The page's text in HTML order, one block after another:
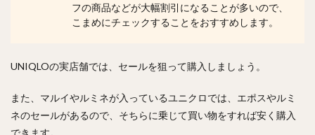
フの商品などが大幅割引になることが多いので、
こまめにチェックすることをおすすめします。
UNIQLOの実店舗では、セールを狙って購入しましょう。
また、マルイやルミネが入っているユニクロでは、エポスやルミ
ネのセールがあるので、そちらに乗じて買い物をすれば安く購入
できます。